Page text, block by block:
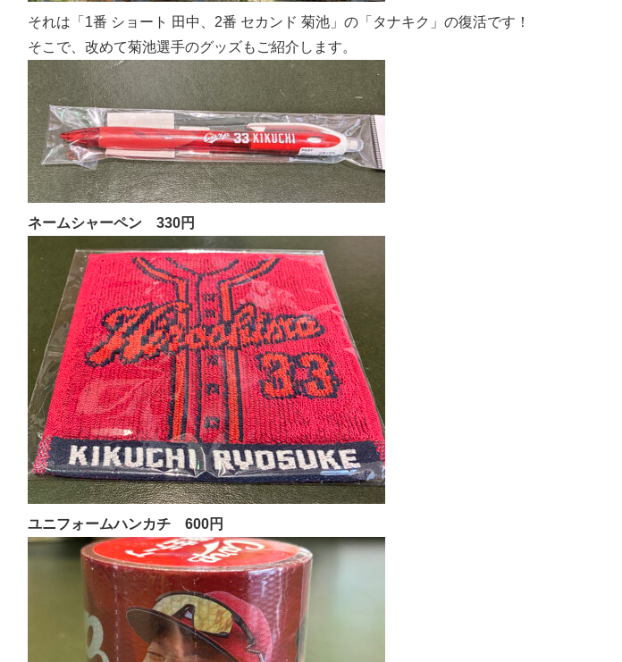
それは「1番 ショート 田中、2番 セカンド 菊池」の「タナキク」の復活です！
そこで、改めて菊池選手のグッズもご紹介します。
ネームシャーペン 330円
ユニフォームハンカチ 600円